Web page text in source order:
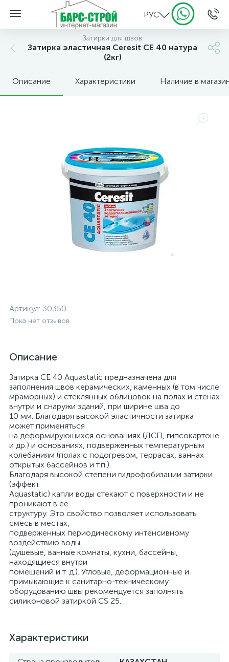
РУС
Затирки для швов
Затирка эластичная Ceresit CE 40 натура
(2кг)
Описание Характеристики Наличие в
Артикул: 30350
Пока нет отзывов
Описание
Затирка CE 40 Aquastatic предназначена для
заполнения швов керамических, каменных (в том числе
мраморных) и стеклянных облицовок на полах и стенах
внутри и снаружи зданий, при ширине шва до
10 мм. Благодаря высокой эластичности затирка
может применяться
на деформирующихся основаниях (ДСП, гипсокартоне
и др.) и основаниях, подверженных температурным
колебаниям (полах с подогревом, террасах, ваннах
открытых бассейнов и т.п.).
Благодаря высокой степени гидрофобизации затирки
(эффект
Aquastatic) капли воды стекают с поверхности и не
проникают в ее
структуру. Это свойство позволяет использовать
смесь в местах,
подверженных периодическому интенсивному
воздействию воды
(душевые, ванные комнаты, кухни, бассейны,
находящиеся внутри
помещений и т. д.). Угловые, деформационные и
примыкающие к санитарно-техническому
оборудованию швы рекомендуется заполнять
силиконовой затиркой CS 25.
Характеристики